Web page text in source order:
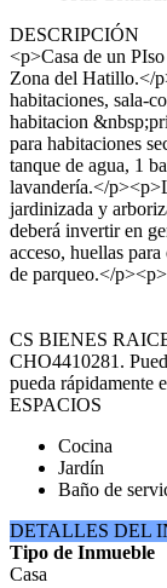
DESCRIPCIÓN
<p>Casa de un
Zona del Hatillo.</
habitaciones, sala-
habitacion
para habitaciones
tanque de agua, 1
lavandería.</
jardinizada y
deberá invertir en
acceso, huellas
de parqueo.</
CS BIENES
CHO4410281.
pueda rápidamente
ESPACIOS
Cocina
Jardín
Baño de
DETALLES DEL
Tipo de Inmueble
Casa